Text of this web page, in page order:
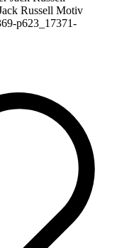
p623_17371-